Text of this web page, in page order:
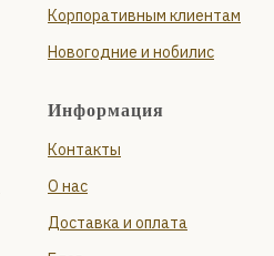
Корпоративным клиентам
Новогодние и нобилис
Информация
Контакты
О нас
Доставка и оплата